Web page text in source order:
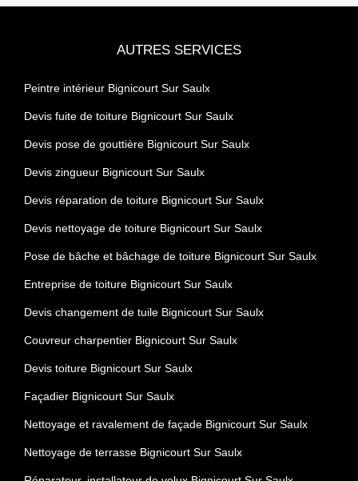
AUTRES SERVICES
Peintre intérieur Bignicourt Sur Saulx
Devis fuite de toiture Bignicourt Sur Saulx
Devis pose de gouttière Bignicourt Sur Saulx
Devis zingueur Bignicourt Sur Saulx
Devis réparation de toiture Bignicourt Sur Saulx
Devis nettoyage de toiture Bignicourt Sur Saulx
Pose de bâche et bâchage de toiture Bignicourt Sur Saulx
Entreprise de toiture Bignicourt Sur Saulx
Devis changement de tuile Bignicourt Sur Saulx
Couvreur charpentier Bignicourt Sur Saulx
Devis toiture Bignicourt Sur Saulx
Façadier Bignicourt Sur Saulx
Nettoyage et ravalement de façade Bignicourt Sur Saulx
Nettoyage de terrasse Bignicourt Sur Saulx